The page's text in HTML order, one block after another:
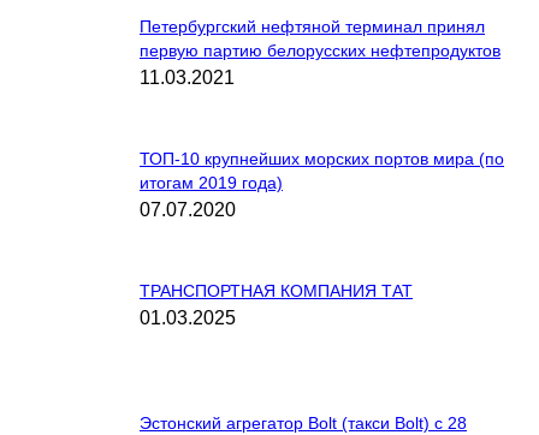
Петербургский нефтяной терминал принял
первую партию белорусских нефтепродуктов
11.03.2021
ТОП-10 крупнейших морских портов мира (по
итогам 2019 года)
07.07.2020
ТРАНСПОРТНАЯ КОМПАНИЯ ТАТ
01.03.2025
Эстонский агрегатор Bolt (такси Bolt) с 28